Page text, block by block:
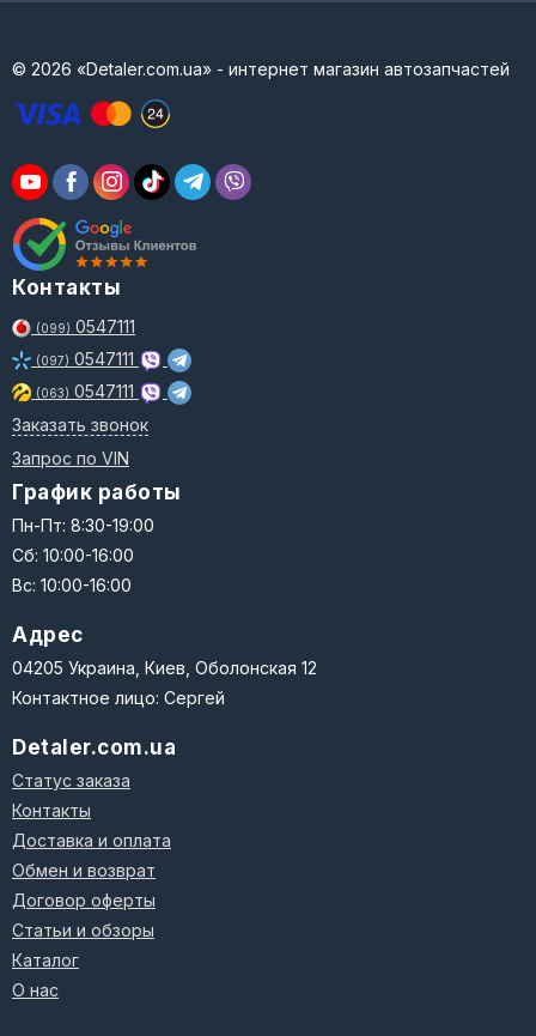
© 2026 «Detaler.com.ua» - интернет магазин автозапчастей
Контакты
(099) 0547111
(097) 0547111
(063) 0547111
Заказать звонок
Запрос по VIN
График работы
Пн-Пт: 8:30-19:00
Сб: 10:00-16:00
Вс: 10:00-16:00
Адрес
04205 Украина, Киев, Оболонская 12
Контактное лицо: Сергей
Detaler.com.ua
Статус заказа
Контакты
Доставка и оплата
Обмен и возврат
Договор оферты
Статьи и обзоры
Каталог
О нас